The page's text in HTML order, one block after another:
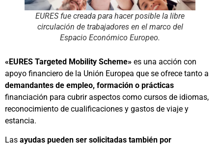
EURES fue creada para hacer posible la libre
circulación de trabajadores en el marco del
Espacio Económico Europeo.
«EURES Targeted Mobility Scheme» es una acción con
apoyo financiero de la Unión Europea que se ofrece tanto a
demandantes de empleo, formación o prácticas
financiación para cubrir aspectos como cursos de idiomas,
reconocimiento de cualificaciones y gastos de viaje y
estancia.
Las ayudas pueden ser solicitadas también por